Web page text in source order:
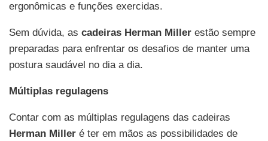
ergonômicas e funções exercidas.
Sem dúvida, ascadeiras Herman Miller estão sempre
preparadas para enfrentar os desafios de manter uma
postura saudável no dia a dia.
Múltiplas regulagens
Contar com as múltiplas regulagens das cadeiras
Herman Miller é ter em mãos as possibilidades de